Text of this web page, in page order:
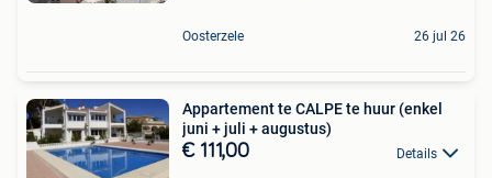
Oosterzele 26 jul 26
Appartement te CALPE te huur (enkel
juni + juli + augustus)
€ 111,00 Details